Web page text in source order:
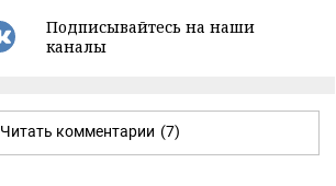
Подписывайтесь на наши
каналы
Читать комментарии (7)